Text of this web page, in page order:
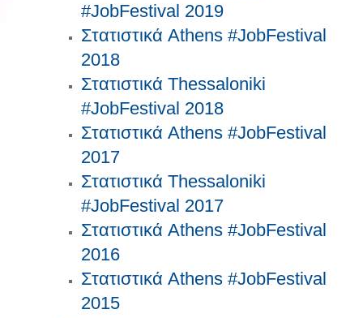
#JobFestival 2019
Στατιστικά Athens #JobFestival
2018
Στατιστικά Thessaloniki
#JobFestival 2018
Στατιστικά Athens #JobFestival
2017
Στατιστικά Thessaloniki
#JobFestival 2017
Στατιστικά Athens #JobFestival
2016
Στατιστικά Athens #JobFestival
2015